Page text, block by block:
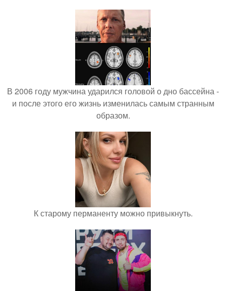
В 2006 году мужчина ударился головой о дно бассейна -
и после этого его жизнь изменилась самым странным
образом.
К старому перманенту можно привыкнуть.